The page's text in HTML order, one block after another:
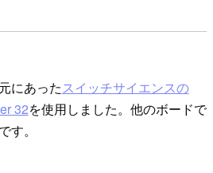
にあったスイッチサイエンスの
32を使用しました。他のボードで
す。